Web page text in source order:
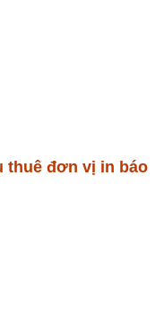
thuê đơn vị in báo